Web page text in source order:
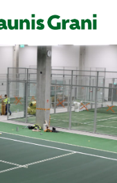
STADEN
AKTUELLT
IDROTT
KULTUR
HISTORIA
ALLMÄN